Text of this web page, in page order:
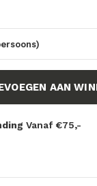
AAN
Vanaf €75,-